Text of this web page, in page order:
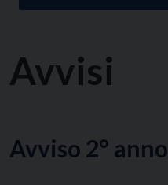
Avvisi
Avviso 2° anno